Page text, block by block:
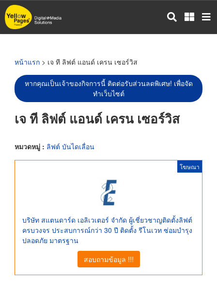
ข้าม
ไป
หน้าแรก > เจ ที ลิฟต์ แอนด์ เครน เซอร์วิส
หากคุณเป็นเจ้าของกิจการนี้ ติดต่อรับส่วนลดพิเศษ! เพื่อจัด
ทำเว็บไซต์
เจ ที ลิฟต์ แอนด์ เครน เซอร์วิส
หมวดหมู่ : ลิฟต์ บันไดเลื่อน
โฆษณา
บริษัท สแตนดาร์ด เอลิเวเตอร์ จำกัด ผู้เชี่ยวชาญติดตั้งลิฟต์
ครบวงจร ประสบการณ์กว่า 30 ปี ติดตั้ง รีโนเวท ซ่อมบำรุง
ปลอดภัย มาตรฐาน
สอบถามข้อมูล !!!